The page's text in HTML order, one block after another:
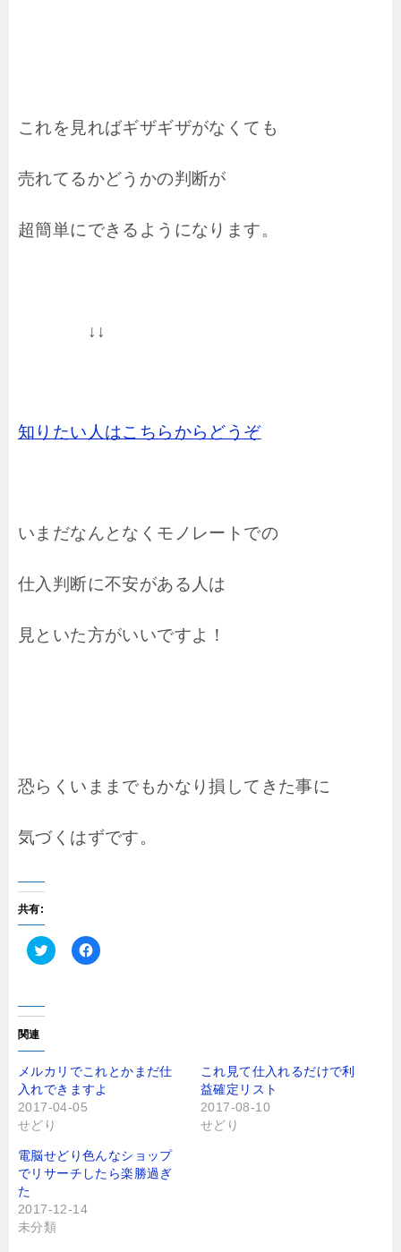
これを見ればギザギザがなくても
売れてるかどうかの判断が
超簡単にできるようになります。
↓↓
知りたい人はこちらからどうぞ
いまだなんとなくモノレートでの
仕入判断に不安がある人は
見といた方がいいですよ！
恐らくいままでもかなり損してきた事に
気づくはずです。
共有:
ク
し
て
T
i
t
t
e
r
で
共
(
新
し
い
ィ
ン
ド
F
共
有
す
る
に
リ
ッ
ク
し
く
関連
メルカリでこれとかまだ仕
入れできますよ
2017-04-05
せどり
これ見て仕入れるだけで利
益確定リスト
2017-08-10
せどり
電脳せどり色んなショップ
でリサーチしたら楽勝過ぎ
た
2017-12-14
未分類